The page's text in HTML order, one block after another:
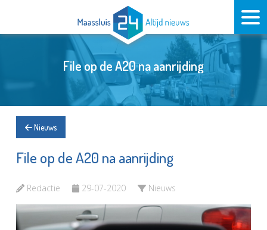
File op de A20 na aanrijding
Nieuws
File op de A20 na aanrijding
Redactie 29-07-2020 Nieuws